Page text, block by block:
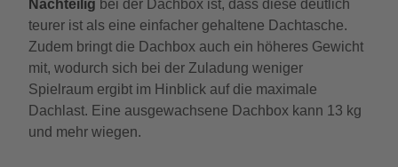
Nachteilig bei der Dachbox ist, dass diese deutlich
teurer ist als eine einfacher gehaltene Dachtasche.
Zudem bringt die Dachbox auch ein höheres Gewicht
mit, wodurch sich bei der Zuladung weniger
Spielraum ergibt im Hinblick auf die maximale
Dachlast. Eine ausgewachsene Dachbox kann 13 kg
und mehr wiegen.